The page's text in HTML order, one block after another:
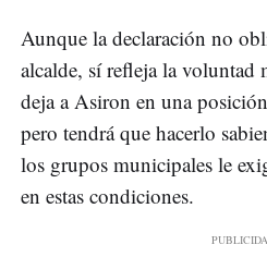
Aunque la declaración no
alcalde, sí refleja la voluntad
deja a Asiron en una
pero tendrá que hacerlo
los grupos municipales le
en estas condiciones.